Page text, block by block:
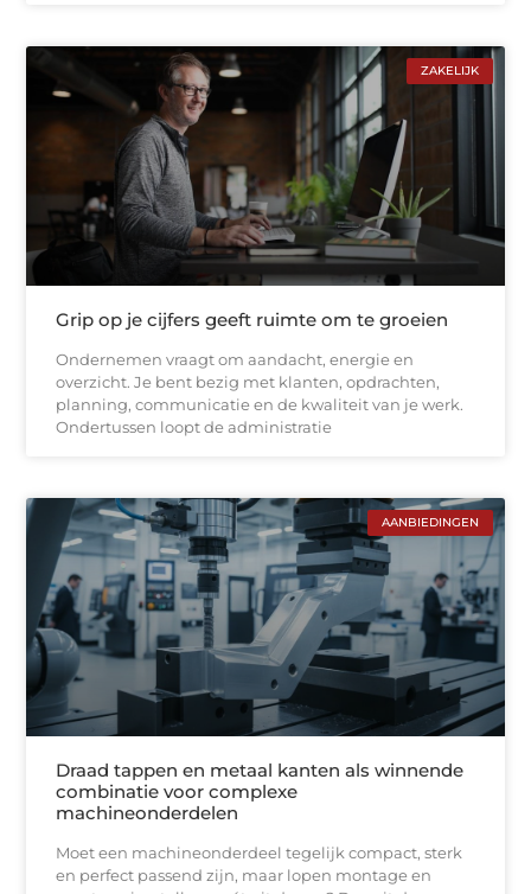
ZAKELIJK
Grip op je cijfers geeft ruimte om te groeien
Ondernemen vraagt om aandacht, energie en
overzicht. Je bent bezig met klanten, opdrachten,
planning, communicatie en de kwaliteit van je werk.
Ondertussen loopt de administratie
AANBIEDINGEN
Draad tappen en metaal kanten als winnende
combinatie voor complexe
machineonderdelen
Moet een machineonderdeel tegelijk compact, sterk
en perfect passend zijn, maar lopen montage en